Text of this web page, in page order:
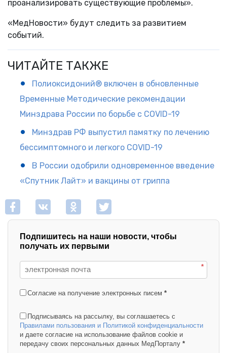
проанализировать существующие проблемы».
«МедНовости» будут следить за развитием
событий.
ЧИТАЙТЕ ТАКЖЕ
Полиоксидоний® включен в обновленные
Временные Методические рекомендации
Минздрава России по борьбе с COVID-19
Минздрав РФ выпустил памятку по лечению
бессимптомного и легкого COVID-19
В России одобрили одновременное введение
«Спутник Лайт» и вакцины от гриппа
Подпишитесь на наши новости, чтобы
получать их первыми
*
Согласие на получение электронных писем *
Подписываясь на рассылку, вы соглашаетесь с
Правилами пользования и Политикой конфиденциальности
и даете согласие на использование файлов cookie и
передачу своих персональных данных МедПорталу *